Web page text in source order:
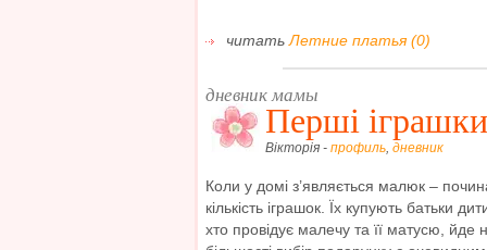
читатьЛетние платья (0)
дневник мамы
Перші
Вікторія - профиль, дневник
Коли у домі з’являється малюк –
кількість іграшок. Їх купують батьки
хто провідує малечу та її матусю,